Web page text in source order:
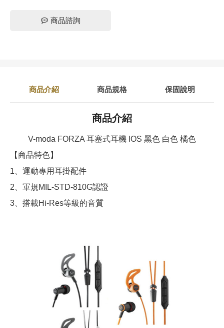
商品諮詢
商品介紹 商品規格 保固說明
商品介紹
V-moda FORZA 耳塞式耳機 IOS 黑色 白色 橘色
【商品特色】
1、運動專用耳掛配件
2、軍規MIL-STD-810G認證
3、搭載Hi-Res等級的音質